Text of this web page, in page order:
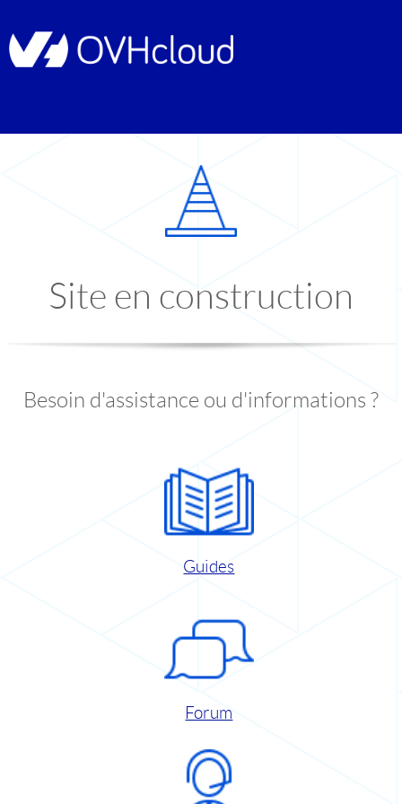
Site en construction
Besoin d'assistance ou d'informations ?
Guides
Forum